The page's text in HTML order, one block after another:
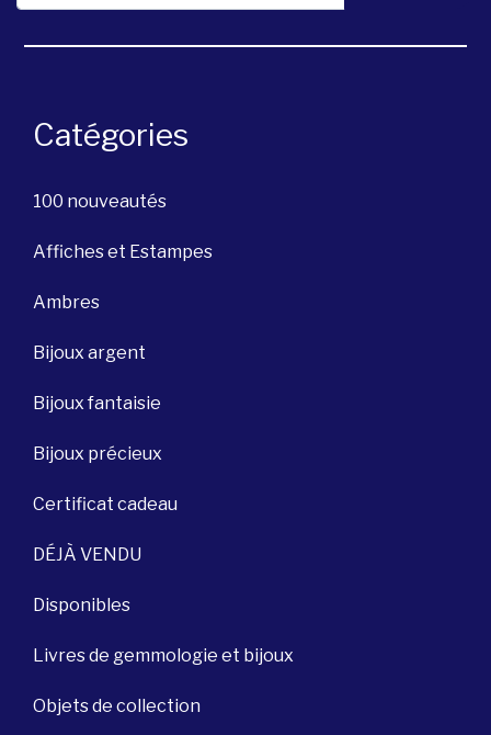
Catégories
100 nouveautés
Affiches et Estampes
Ambres
Bijoux argent
Bijoux fantaisie
Bijoux précieux
Certificat cadeau
DÉJÀ VENDU
Disponibles
Livres de gemmologie et bijoux
Objets de collection